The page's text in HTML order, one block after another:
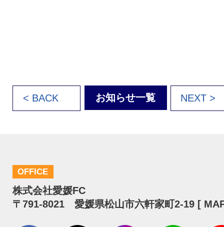
< BACK お知らせ一覧 NEXT >
OFFICE
株式会社愛媛FC
〒791-8021 愛媛県松山市六軒家町2-19 [